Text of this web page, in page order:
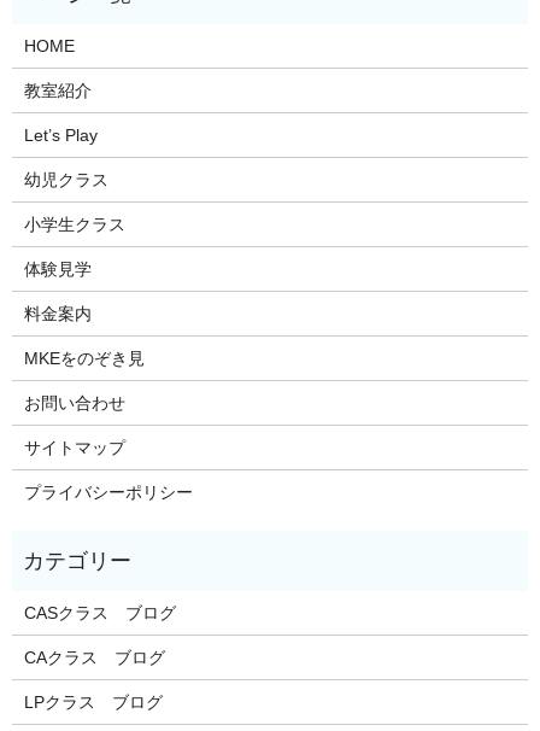
HOME
教室紹介
Let’s Play
幼児クラス
小学生クラス
体験見学
料金案内
MKEをのぞき見
お問い合わせ
サイトマップ
プライバシーポリシー
CASクラス ブログ
CAクラス ブログ
LPクラス ブログ